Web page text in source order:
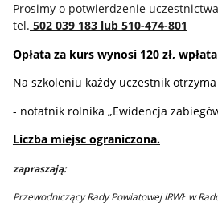
Prosimy o potwierdzenie
tel. 502 039 183 lub 510-474-801
Opłata za kurs wynosi 120 zł,
Na szkoleniu każdy uczestnik
- notatnik rolnika „Ewidencja
Liczba miejsc ograniczona.
zapraszają:
Przewodniczący Rady Powiatowej IRWŁ w